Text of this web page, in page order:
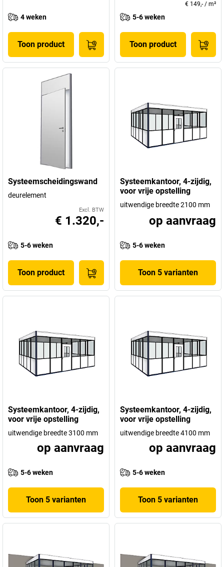
4 weken
Toon product
€ 149,- / m²
5-6 weken
Toon product
Systeemscheidingswand
deurelement
Excl. BTW
€ 1.320,-
5-6 weken
Toon product
Systeemkantoor, 4-zijdig,
voor vrije opstelling
uitwendige breedte 2100 mm
op aanvraag
5-6 weken
Toon 5 varianten
Systeemkantoor, 4-zijdig,
voor vrije opstelling
uitwendige breedte 3100 mm
op aanvraag
5-6 weken
Toon 5 varianten
Systeemkantoor, 4-zijdig,
voor vrije opstelling
uitwendige breedte 4100 mm
op aanvraag
5-6 weken
Toon 5 varianten